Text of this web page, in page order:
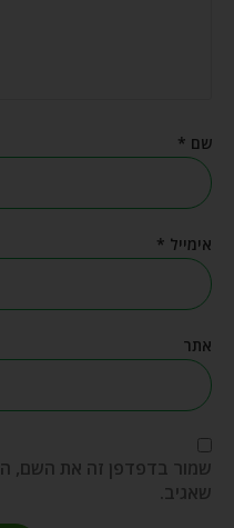
שם *
אימייל *
אתר
שמור בדפדפן זה את השם,
שאגיב.